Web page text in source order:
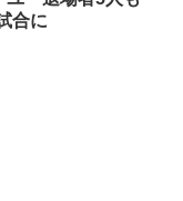
合に